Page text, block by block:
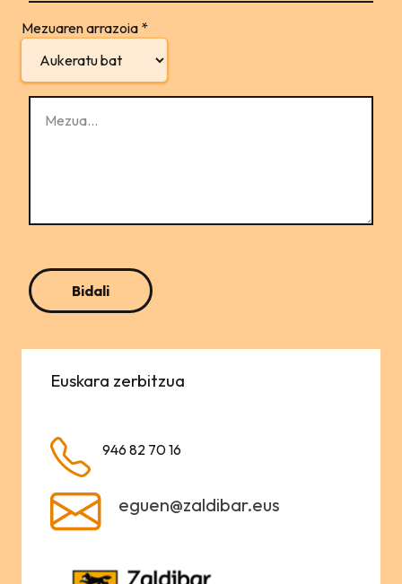
Mezuaren arrazoia *
Euskara zerbitzua
946 82 70 16
eguen@zaldibar.eus